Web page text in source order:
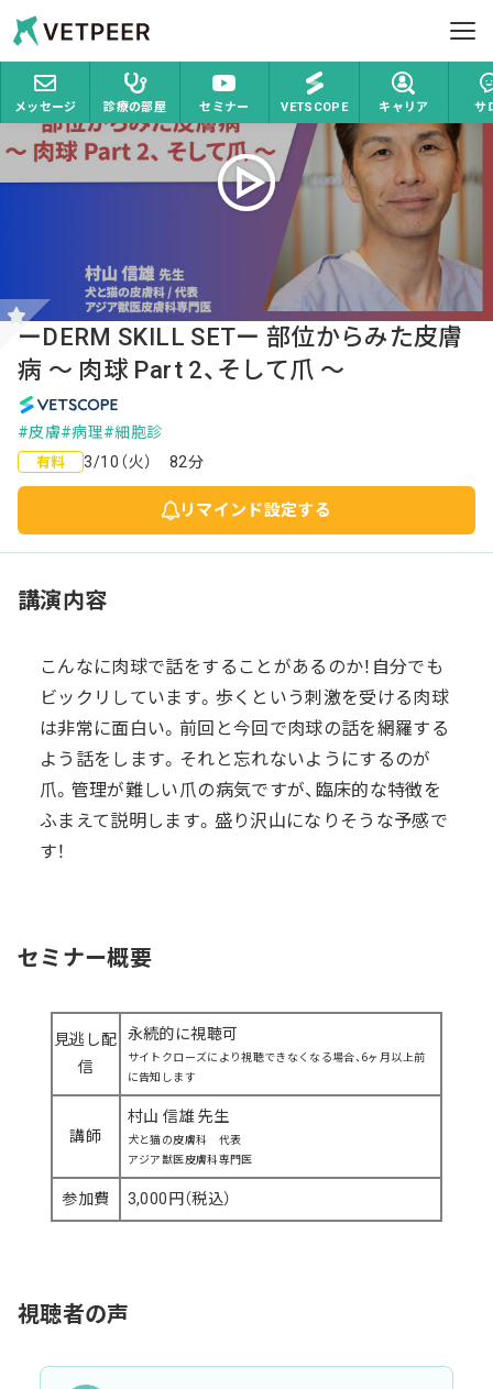
Vetpeer 獣医師みんなで作る、情報交換コミュ
お問い合わせ
ログイン
新規登録
メッセージ 診療の部屋 セミナー VETSCOPE キャリア サ
ホーム VETSCOPE ーDERM SKILL SETー 部位からみた皮膚病
ーDERM SKILL SETー 部位からみた皮膚
病 〜 肉球 Part 2、そして爪 〜
#皮膚#病理#細胞診
有料 3/10（火） 82分
リマインド設定する
講演内容
こんなに肉球で話をすることがあるのか！自分でも
ビックリしています。歩くという刺激を受ける肉球
は非常に面白い。前回と今回で肉球の話を網羅する
よう話をします。それと忘れないようにするのが
爪。管理が難しい爪の病気ですが、臨床的な特徴を
ふまえて説明します。盛り沢山になりそうな予感で
す！
セミナー概要
見逃し配
信
永続的に視聴可
サイトクローズにより視聴できなくなる場合、6ヶ月以上前
に告知します
講師
村山 信雄 先生
犬と猫の皮膚科 代表
アジア獣医皮膚科専門医
参加費 3,000円（税込）
視聴者の声